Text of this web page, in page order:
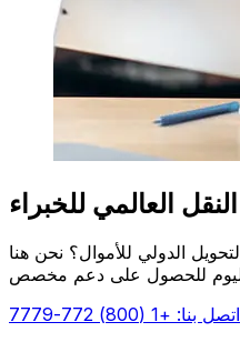
الدولي للأموال؟ نحن هنا
اتصل بنا: +1 (800) 772-7779